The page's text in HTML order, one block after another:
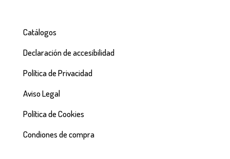
Catálogos
Declaración de accesibilidad
Política de Privacidad
Aviso Legal
Política de Cookies
Condiones de compra